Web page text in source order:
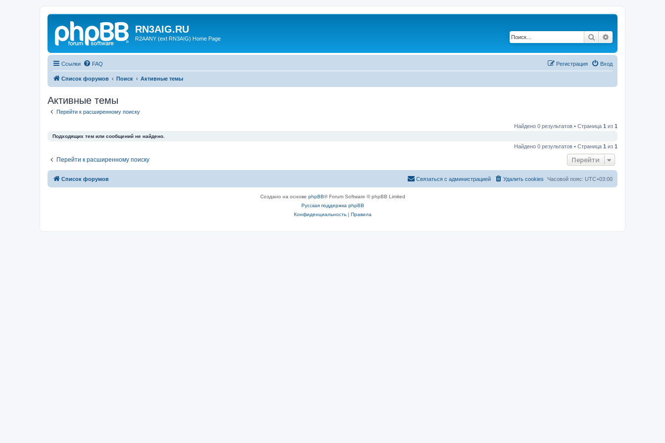
RN3AIG.RU
R2AANY (ext RN3AIG) Home Page Поиск
Ссылки FAQ Вход
Регистрация
Список форумов Поиск Активные темы
Активные темы
Перейти к расширенному поиску
Найдено 0 результатов • Страница 1 из 1
Подходящих тем или сообщений не найдено.
Найдено 0 результатов • Страница 1 из 1
Перейти к расширенному поиску Перейти
Список форумов Часовой пояс: UTC+03:00
Удалить cookies
Связаться с администрацией
Создано на основе phpBB® Forum Software © phpBB Limited
Русская поддержка phpBB
Конфиденциальность| Правила